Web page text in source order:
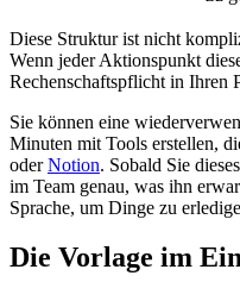
Diese Struktur ist nicht
Wenn jeder Aktionspunkt
Rechenschaftspflicht in Ihren
Sie können eine
Minuten mit Tools erstellen,
oderNotion. Sobald Sie
im Team genau, was ihn
Sprache, um Dinge zu
Die Vorlage im